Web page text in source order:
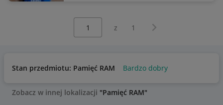
z 1 Następna strona
Stan przedmiotu: Pamięć RAM Bardzo dobry
Zobacz w innej lokalizacji "Pamięć RAM"